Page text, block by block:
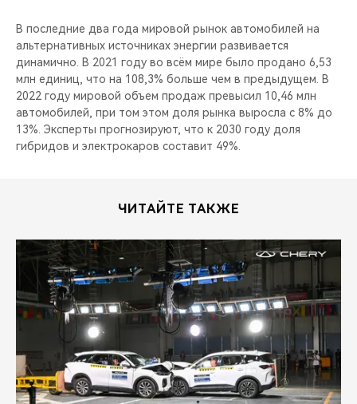
В последние два года мировой рынок автомобилей на
альтернативных источниках энергии развивается
динамично. В 2021 году во всём мире было продано 6,53
млн единиц, что на 108,3% больше чем в предыдущем. В
2022 году мировой объем продаж превысил 10,46 млн
автомобилей, при том этом доля рынка выросла с 8% до
13%. Эксперты прогнозируют, что к 2030 году доля
гибридов и электрокаров составит 49%.
ЧИТАЙТЕ ТАКЖЕ